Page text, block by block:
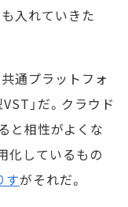
入れていきた
通プラットフォ
」だ。クラウド
と相性がよくな
化しているもの
すがそれだ。